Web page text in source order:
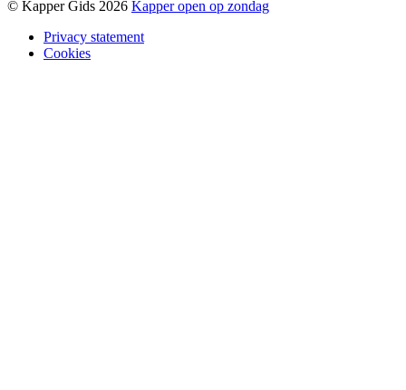
© Kapper Gids 2026 Kapper open op zondag
Privacy statement
Cookies